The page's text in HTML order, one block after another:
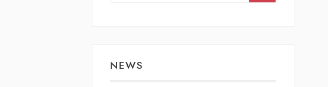
NEWS